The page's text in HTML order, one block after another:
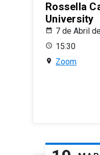
Rossella
University
7 de Abril
15:30
Zoom